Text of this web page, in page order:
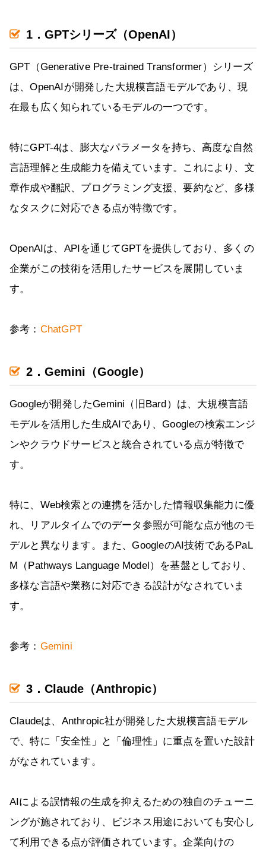
1．GPTシリーズ（OpenAI）
GPT（Generative Pre-trained Transformer）シリーズ
は、OpenAIが開発した大規模言語モデルであり、現
在最も広く知られているモデルの一つです。
特にGPT-4は、膨大なパラメータを持ち、高度な自然
言語理解と生成能力を備えています。これにより、文
章作成や翻訳、プログラミング支援、要約など、多様
なタスクに対応できる点が特徴です。
OpenAIは、APIを通じてGPTを提供しており、多くの
企業がこの技術を活用したサービスを展開していま
す。
参考： ChatGPT
2．Gemini（Google）
Googleが開発したGemini（旧Bard）は、大規模言語
モデルを活用した生成AIであり、Googleの検索エンジ
ンやクラウドサービスと統合されている点が特徴で
す。
特に、Web検索との連携を活かした情報収集能力に優
れ、リアルタイムでのデータ参照が可能な点が他のモ
デルと異なります。また、GoogleのAI技術であるPaL
M（Pathways Language Model）を基盤としており、
多様な言語や業務に対応できる設計がなされていま
す。
参考： Gemini
3．Claude（Anthropic）
Claudeは、Anthropic社が開発した大規模言語モデル
で、特に「安全性」と「倫理性」に重点を置いた設計
がなされています。
AIによる誤情報の生成を抑えるための独自のチューニ
ングが施されており、ビジネス用途においても安心し
て利用できる点が評価されています。企業向けの